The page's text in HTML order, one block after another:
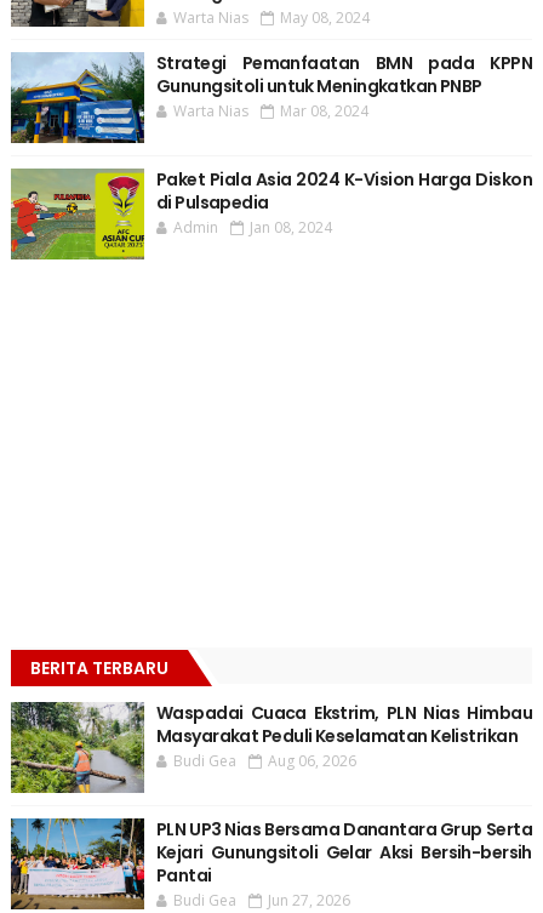
Warta Nias May 08, 2024
Strategi Pemanfaatan BMN pada KPPN
Gunungsitoli untuk Meningkatkan PNBP
Warta Nias Mar 08, 2024
Paket Piala Asia 2024 K-Vision Harga Diskon
di Pulsapedia
Admin Jan 08, 2024
BERITA TERBARU
Waspadai Cuaca Ekstrim, PLN Nias Himbau
Masyarakat Peduli Keselamatan Kelistrikan
Budi Gea Aug 06, 2026
PLN UP3 Nias Bersama Danantara Grup Serta
Kejari Gunungsitoli Gelar Aksi Bersih-bersih
Pantai
Budi Gea Jun 27, 2026